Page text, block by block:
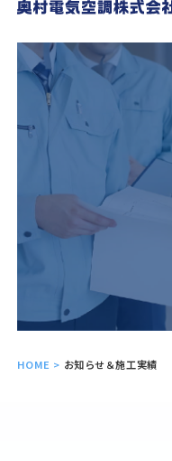
HOME > お知らせ＆施工実績